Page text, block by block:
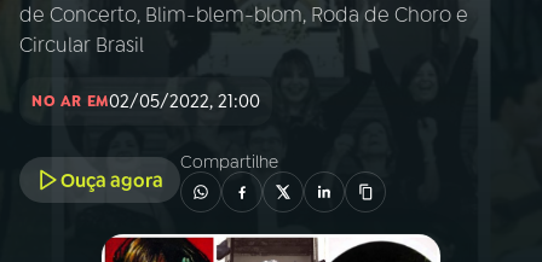
01INÍCIO
02A RÁDIO
03PROGRAMAÇÃO
de Concerto, Blim-blem-blom, Roda de Choro e
Circular Brasil
NO AR EM02/05/2022, 21:00
Ouça agora
Compartilhe